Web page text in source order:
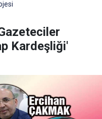
Kardeşliği'